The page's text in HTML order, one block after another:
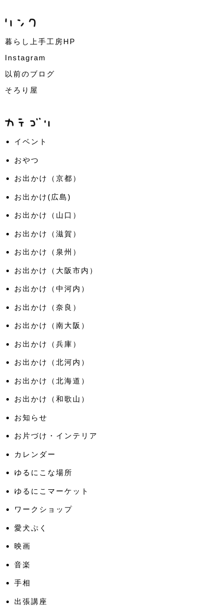
暮らし上手工房HP
Instagram
以前のブログ
そろり屋
イベント
おやつ
お出かけ（京都）
お出かけ(広島)
お出かけ（山口）
お出かけ（滋賀）
お出かけ（泉州）
お出かけ（大阪市内）
お出かけ（中河内）
お出かけ（奈良）
お出かけ（南大阪）
お出かけ（兵庫）
お出かけ（北河内）
お出かけ（北海道）
お出かけ（和歌山）
お知らせ
お片づけ・インテリア
カレンダー
ゆるにこな場所
ゆるにこマーケット
ワークショップ
愛犬ぷく
映画
音楽
手相
出張講座